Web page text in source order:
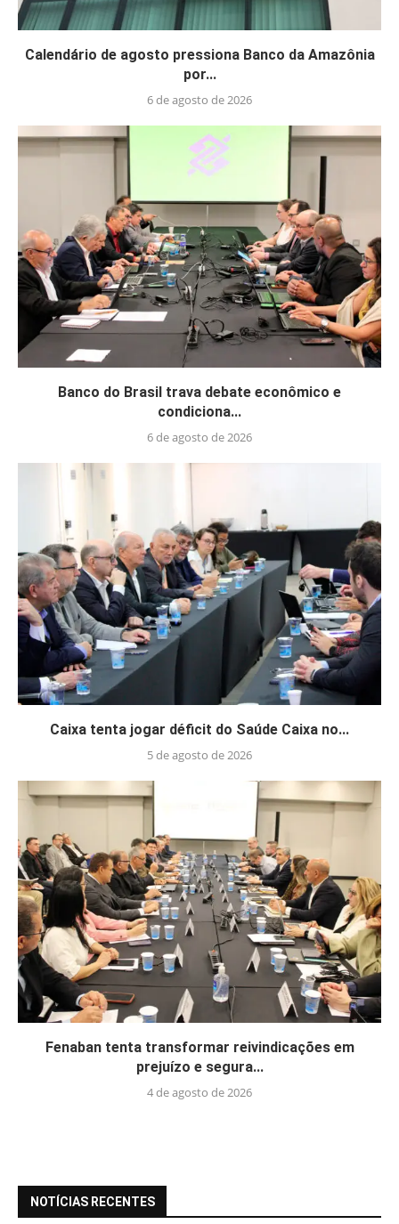
Calendário de agosto pressiona Banco da Amazônia
por...
6 de agosto de 2026
Banco do Brasil trava debate econômico e
condiciona...
6 de agosto de 2026
Caixa tenta jogar déficit do Saúde Caixa no...
5 de agosto de 2026
Fenaban tenta transformar reivindicações em
prejuízo e segura...
4 de agosto de 2026
NOTÍCIAS RECENTES